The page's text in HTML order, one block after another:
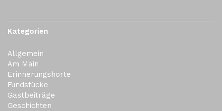
Kategorien
Allgemein
Am Main
Erinnerungshorte
Fundstücke
Gastbeiträge
Geschichten